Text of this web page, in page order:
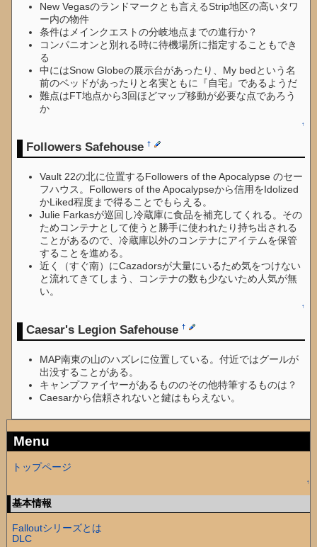
New Vegasのランドマークとも言えるStrip地区の高いタワ
ー内の物件
条件はメインクエストの分岐地点までの進行か？
コンパニオンと別れる時に待機場所に指定することもでき
る
中にはSnow Globeの展示台があったり、My bedという名
前のベッドがあったりと名実ともに『自宅』であるようだ
難点はFT地点から3回ほどマップ移動が必要な点であろう
か
↑
Followers Safehouse†
Vault 22の北に位置するFollowers of the Apocalypse のセー
フハウス。Followers of the Apocalypseから信用をIdolized
かLiked程度まで得ることでもらえる。
Julie Farkasが巡回し冷蔵庫に食品を補充してくれる。その
ためコンテナとして使うと勝手に使われたり持ち出される
ことがあるので、冷蔵庫以外のコンテナにアイテムを保管
することを進める。
近く（すぐ南）にCazadorsが大量にいるため気をつけない
と流れてきてしまう、コンテナの数も少ないため人気が無
い。
↑
Caesar's Legion Safehouse†
MAP南東の山のハズレに位置している。付近ではグールが
出没することがある。
キャンプファイヤーがあるもののその他特筆するものは？
Caesarから信頼されないと鍵はもらえない。
Menu
トップページ
↑
基本情報
Falloutシリーズとは
DLC